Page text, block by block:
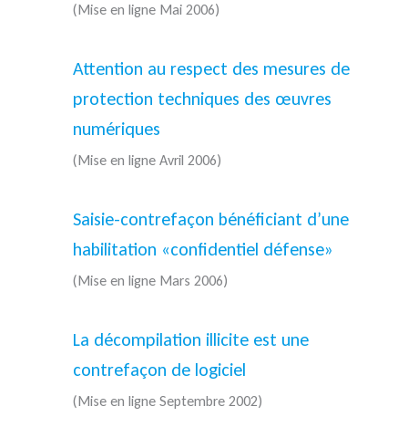
(Mise en ligne Mai 2006)
Attention au respect des mesures de
protection techniques des œuvres
numériques
(Mise en ligne Avril 2006)
Saisie-contrefaçon bénéficiant d’une
habilitation «confidentiel défense»
(Mise en ligne Mars 2006)
La décompilation illicite est une
contrefaçon de logiciel
(Mise en ligne Septembre 2002)